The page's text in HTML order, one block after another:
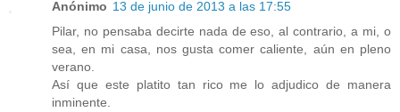
Anónimo 13 de junio de 2013 a las 17:55
Pilar, no pensaba decirte nada de eso, al contrario, a mi, o
sea, en mi casa, nos gusta comer caliente, aún en pleno
verano.
Así que este platito tan rico me lo adjudico de manera
inminente.